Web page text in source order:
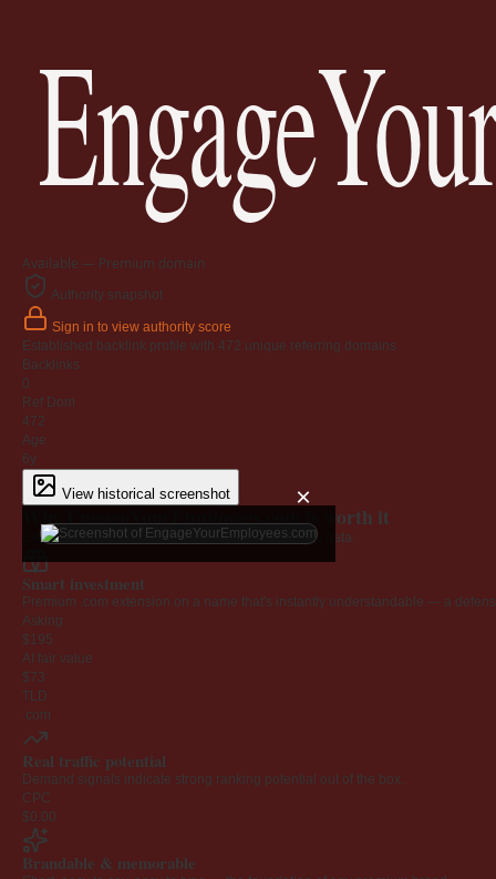
Available — Premium domain
Authority snapshot
Sign in to view authority score
Established backlink profile with 472 unique referring domains.
Backlinks
0
Ref Dom
472
Age
6y
View historical screenshot ×
Why EngageYourEmployees.com is worth it
Every claim below is backed by verified third-party data.
Smart investment
Premium .com extension on a name that's instantly understandable — a
Asking
$195
AI fair value
$73
TLD
.com
Real traffic potential
Demand signals indicate strong ranking potential out of the box.
CPC
$0.00
Brandable & memorable